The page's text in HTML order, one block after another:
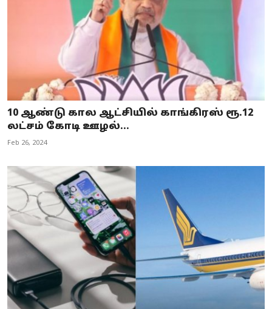
10 ஆண்டு கால ஆட்சியில் காங்கிரஸ் ரூ.12
லட்சம் கோடி ஊழல்...
Feb 26, 2024